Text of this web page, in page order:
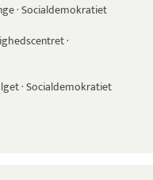
·Socialdemokratiet
·
·Socialdemokratiet